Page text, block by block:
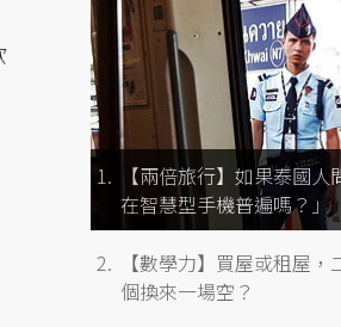
【兩倍旅行】如果泰國人
在智慧型手機普遍嗎？」
【數學力】買屋或租屋，
個換來一場空？